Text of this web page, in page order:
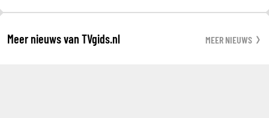
Meer nieuws van TVgids.nl MEER NIEUWS